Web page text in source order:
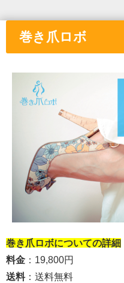
巻き爪ロボ
巻き爪ロボについての詳細
料金 ：19,800円
送料：送料無料